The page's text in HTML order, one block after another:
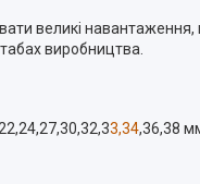
великі навантаження,
виробництва.
3,34,36,38